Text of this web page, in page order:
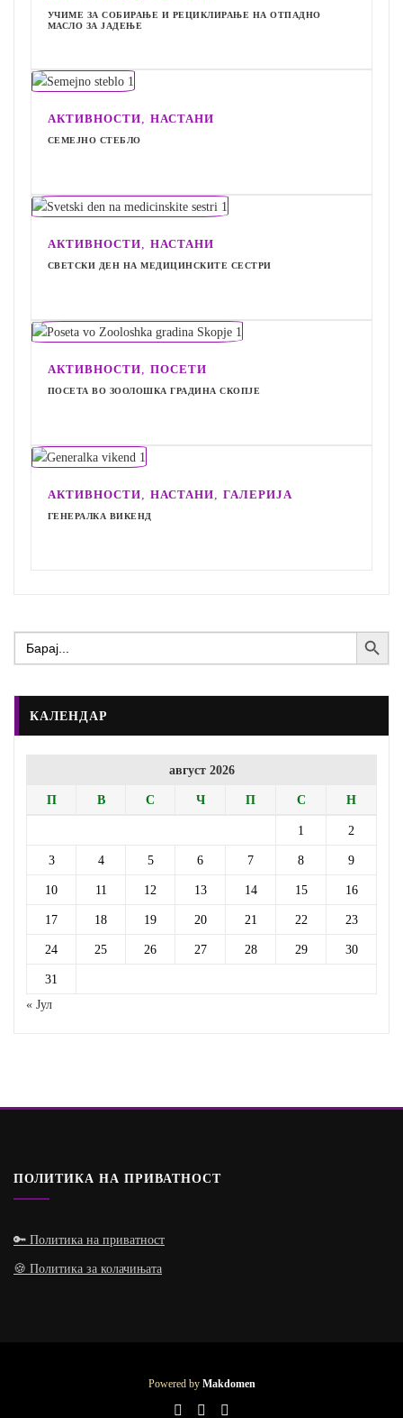
УЧИМЕ ЗА СОБИРАЊЕ И РЕЦИКЛИРАЊЕ НА ОТПАДНО
МАСЛО ЗА ЈАДЕЊЕ
АКТИВНОСТИ НАСТАНИ
СЕМЕЈНО СТЕБЛО
АКТИВНОСТИ НАСТАНИ
СВЕТСКИ ДЕН НА МЕДИЦИНСКИТЕ СЕСТРИ
АКТИВНОСТИ ПОСЕТИ
ПОСЕТА ВО ЗООЛОШКА ГРАДИНА СКОПЈЕ
АКТИВНОСТИ НАСТАНИ ГАЛЕРИЈА
ГЕНЕРАЛКА ВИКЕНД
Search
for:
Search Button
КАЛЕНДАР
август 2026
П В С Ч П С Н
1 2
3 4 5 6 7 8 9
10 11 12 13 14 15 16
17 18 19 20 21 22 23
24 25 26 27 28 29 30
31
« Јул
ПОЛИТИКА НА ПРИВАТНОСТ
🔑 Политика на приватност
🍪 Политика за колачињата
Powered by Makdomen